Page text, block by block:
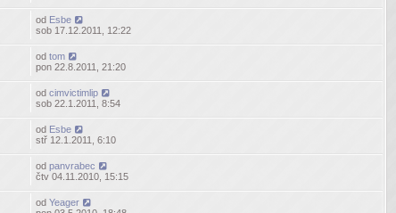
od Esbe
sob 17.12.2011, 12:22
odtom
pon 22.8.2011, 21:20
odcimvictimlip
sob 22.1.2011, 8:54
od Esbe
stř 12.1.2011, 6:10
odpanvrabec
čtv 04.11.2010, 15:15
odYeager